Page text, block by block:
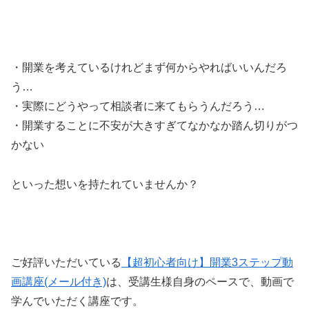
・開業を考えているけれどまず何からやればいいんだろ
う…
・実際にどうやって相談者に来てもらうんだろう…
・開業することに不安が大きすぎてなかなか踏ん切りがつ
かない
といった想いを持たれていませんか？
ご好評いただいている
【超初心者向け】開業3ステップ動
画講座(メール付き)は、受講生様自身のペースで、動画で
学んでいただく講座です。